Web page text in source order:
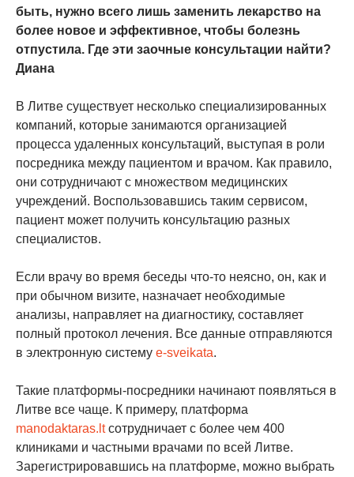
быть, нужно всего лишь заменить лекарство на
более новое и эффективное, чтобы болезнь
отпустила. Где эти заочные консультации найти?
Диана
В Литве существует несколько специализированных
компаний, которые занимаются организацией
процесса удаленных консультаций, выступая в роли
посредника между пациентом и врачом. Как правило,
они сотрудничают с множеством медицинских
учреждений. Воспользовавшись таким сервисом,
пациент может получить консультацию разных
специалистов.
Если врачу во время беседы что-то неясно, он, как и
при обычном визите, назначает необходимые
анализы, направляет на диагностику, составляет
полный протокол лечения. Все данные отправляются
в электронную систему e-sveikata.
Такие платформы-посредники начинают появляться в
Литве все чаще. К примеру, платформа
manodaktaras.ltсотрудничает с более чем 400
клиниками и частными врачами по всей Литве.
Зарегистрировавшись на платформе, можно выбрать